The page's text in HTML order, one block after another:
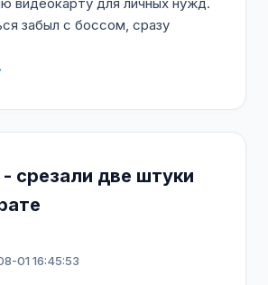
забыл с боссом, сразу
- срезали две штуки
01 16:45:53